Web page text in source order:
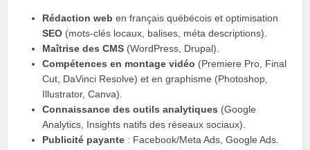
Rédaction web en français québécois et optimisation
SEO (mots-clés locaux, balises, méta descriptions).
Maîtrise des CMS (WordPress, Drupal).
Compétences en montage vidéo (Premiere Pro, Final
Cut, DaVinci Resolve) et en graphisme (Photoshop,
Illustrator, Canva).
Connaissance des outils analytiques (Google
Analytics, Insights natifs des réseaux sociaux).
Publicité payante : Facebook/Meta Ads, Google Ads.